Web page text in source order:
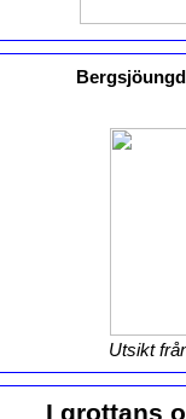
Utsikt
I grottans